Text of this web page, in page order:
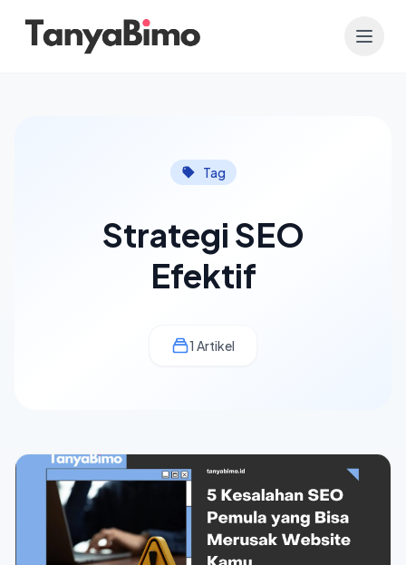
Tag
Strategi SEO
Efektif
1 Artikel